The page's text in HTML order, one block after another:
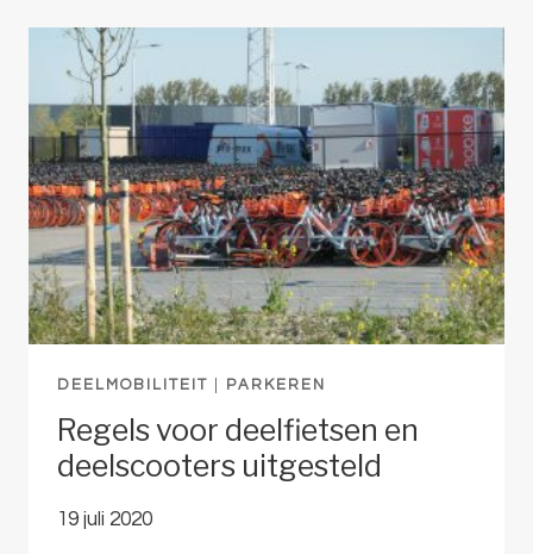
DEELMOBILITEIT PARKEREN
Regels voor deelfietsen en
deelscooters uitgesteld
19 juli 2020